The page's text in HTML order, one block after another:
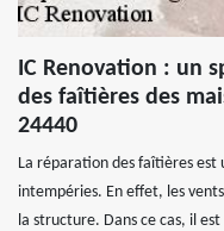
IC Renovation : un
des faîtières des
24440
La réparation des faîtières est
intempéries. En effet, les
la structure. Dans ce cas, il